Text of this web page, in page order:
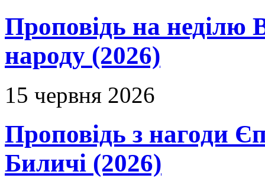
Проповідь на неділю
народу (2026)
15 червня 2026
Проповідь з нагоди
Биличі (2026)